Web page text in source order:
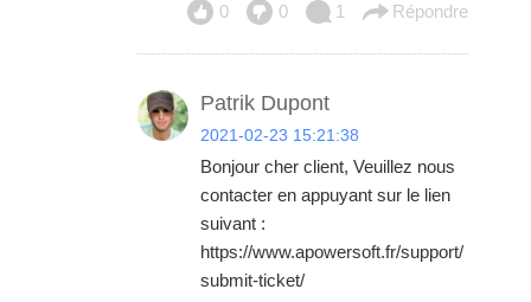
0 0 1 Répondre
Patrik Dupont
2021-02-23 15:21:38
Bonjour cher client, Veuillez nous
contacter en appuyant sur le lien
suivant :
https://www.apowersoft.fr/support/
submit-ticket/